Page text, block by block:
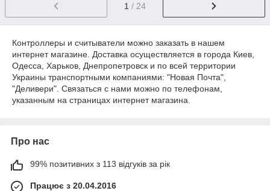
1 / 24
Контроллеры и считыватели можно заказать в нашем
интернет магазине. Доставка осуществляется в города Киев,
Одесса, Харьков, Днепропетровск и по всей территории
Украины транспортными компаниями: "Новая Почта",
"Деливери". Связаться с нами можно по телефонам,
указанным на страницах интернет магазина.
Про нас
99% позитивних з 113 відгуків за рік
Працює з 20.04.2016